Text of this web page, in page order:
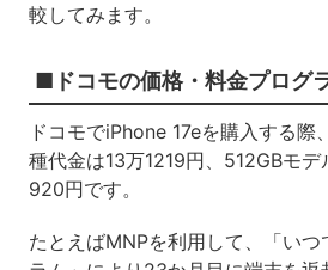
較してみます。
■ドコモの価格・料金プログ
ドコモでiPhone 17eを購入する
種代金は13万1219円、512GBモデ
920円です。
たとえばMNPを利用して、「い